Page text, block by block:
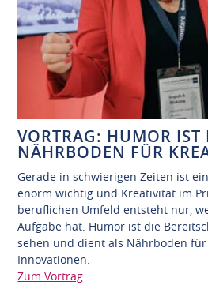
VORTRAG: HUMOR IST
NÄHRBODEN FÜR
Gerade in schwierigen Zeiten ist
enorm wichtig und Kreativität im
beruflichen Umfeld entsteht nur,
Aufgabe hat. Humor ist die
sehen und dient als Nährboden
Innovationen.
Zum Vortrag